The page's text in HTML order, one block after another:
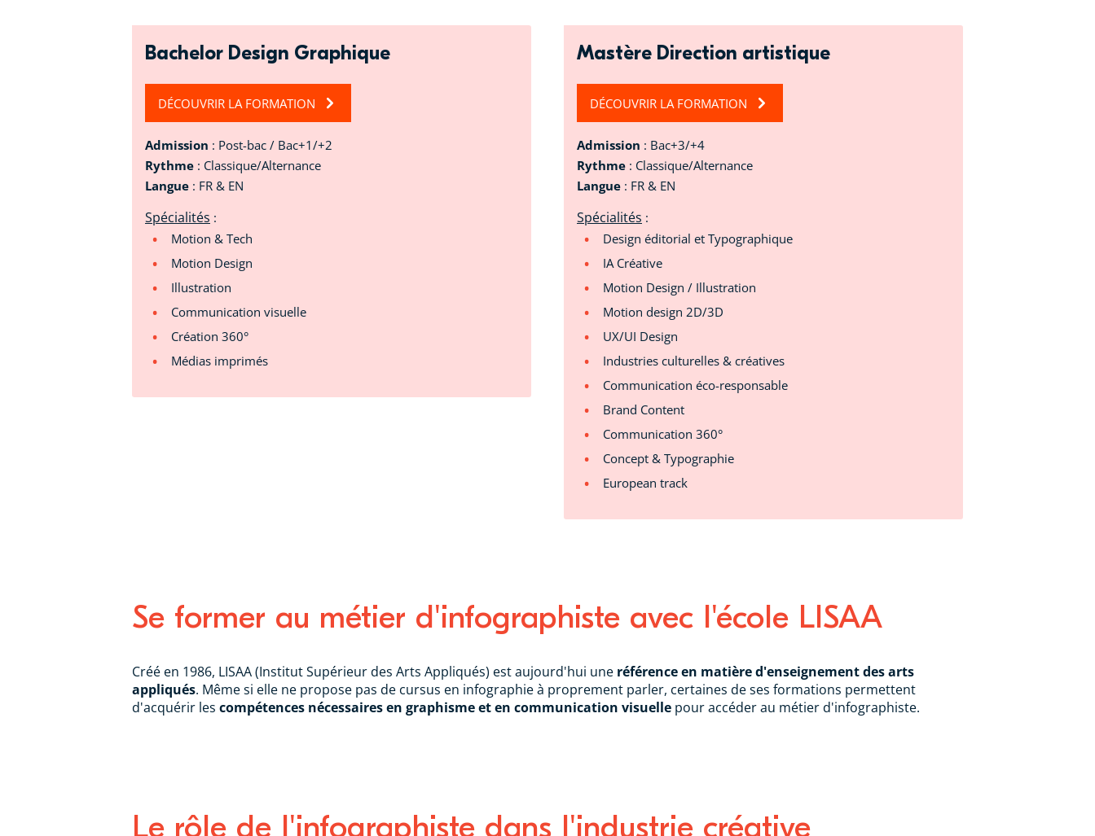
Bachelor Design Graphique
DÉCOUVRIR LA FORMATION
Admission : Post-bac / Bac+1/+2
Rythme : Classique/Alternance
Langue : FR & EN
Spécialités :
Motion & Tech
Motion Design
Illustration
Communication visuelle
Création 360°
Médias imprimés
Mastère Direction artistique
DÉCOUVRIR LA FORMATION
Admission : Bac+3/+4
Rythme : Classique/Alternance
Langue : FR & EN
Spécialités :
Design éditorial et Typographique
IA Créative
Motion Design / Illustration
Motion design 2D/3D
UX/UI Design
Industries culturelles & créatives
Communication éco-responsable
Brand Content
Communication 360°
Concept & Typographie
European track
Se former au métier d'infographiste avec l'école LISAA
Créé en 1986, LISAA (Institut Supérieur des Arts Appliqués) est aujourd'hui une référence en matière d'enseignement des arts
appliqués. Même si elle ne propose pas de cursus en infographie à proprement parler, certaines de ses formations permettent
d'acquérir les compétences nécessaires en graphisme et en communication visuelle pour accéder au métier d'infographiste.
Le rôle de l'infographiste dans l'industrie créative